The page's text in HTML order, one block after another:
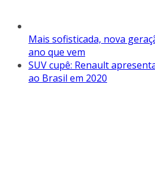
Mais sofisticada, nova
ano que vem
SUV cupê: Renault
ao Brasil em 2020